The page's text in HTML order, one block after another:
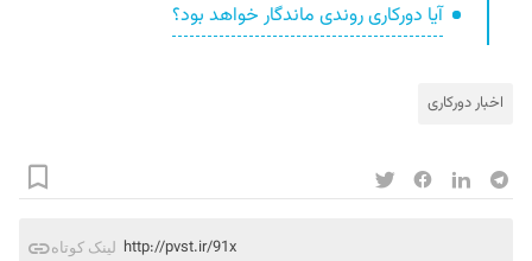
آیا دورکاری روندی ماندگار خواهد بود؟
اخبار دورکاری
لینک کوتاه http://pvst.ir/91x